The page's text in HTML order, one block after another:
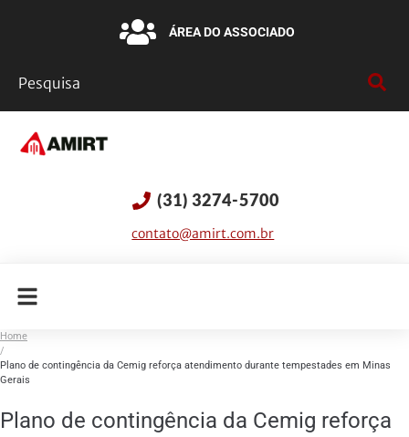
ÁREA DO ASSOCIADO
(31) 3274-5700
contato@amirt.com.br
Home
/
Plano de contingência da Cemig reforça atendimento durante tempestades em Minas
Gerais
Plano de contingência da Cemig reforça